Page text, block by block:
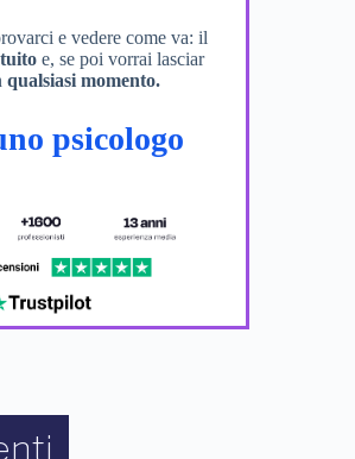
e vedere come va: il
e, se poi vorrai lasciar
qualsiasi momento.
psicologo